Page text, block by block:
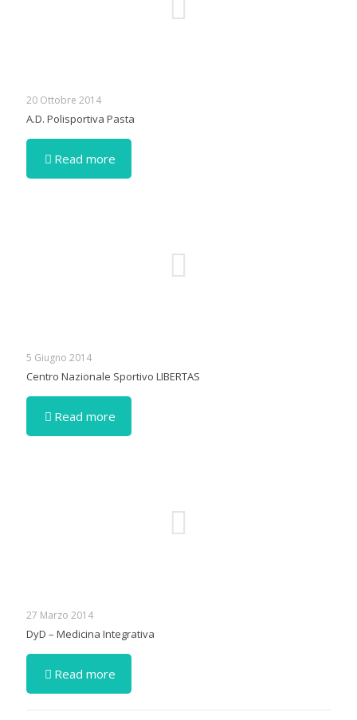
20 Ottobre 2014
A.D. Polisportiva Pasta
Read more
5 Giugno 2014
Centro Nazionale Sportivo LIBERTAS
Read more
27 Marzo 2014
DyD – Medicina Integrativa
Read more